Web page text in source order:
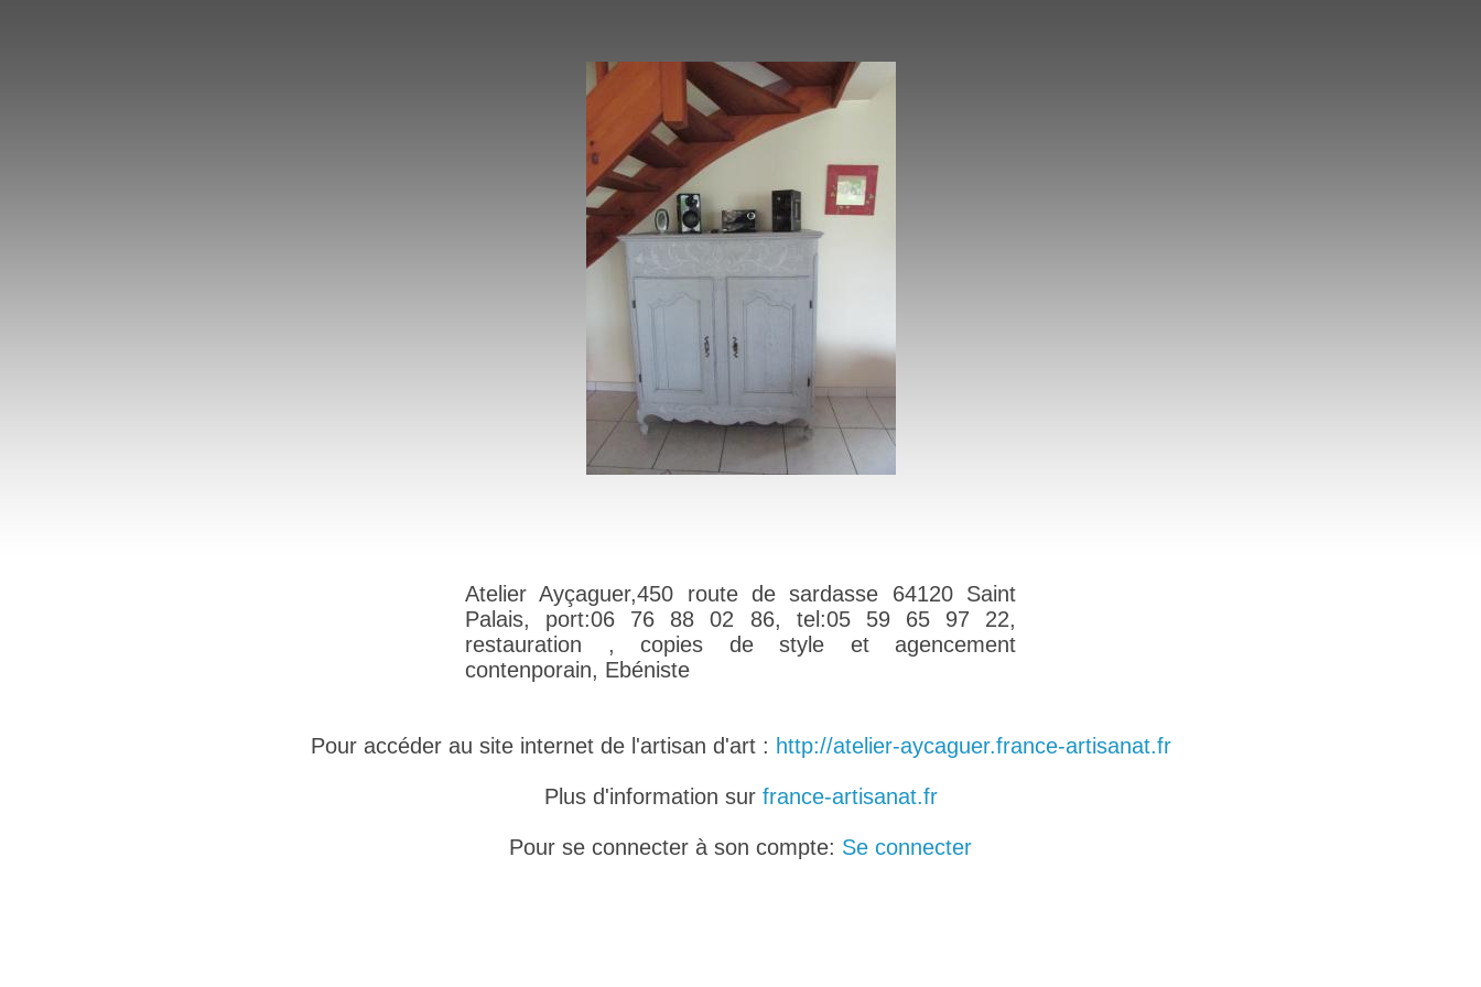
Atelier Ayçaguer,450 route de sardasse 64120 Saint
Palais, port:06 76 88 02 86, tel:05 59 65 97 22,
restauration , copies de style et agencement
contenporain, Ebéniste
Pour accéder au site internet de l'artisan d'art : http://atelier-aycaguer.france-artisanat.fr
Plus d'information sur france-artisanat.fr
Pour se connecter à son compte: Se connecter